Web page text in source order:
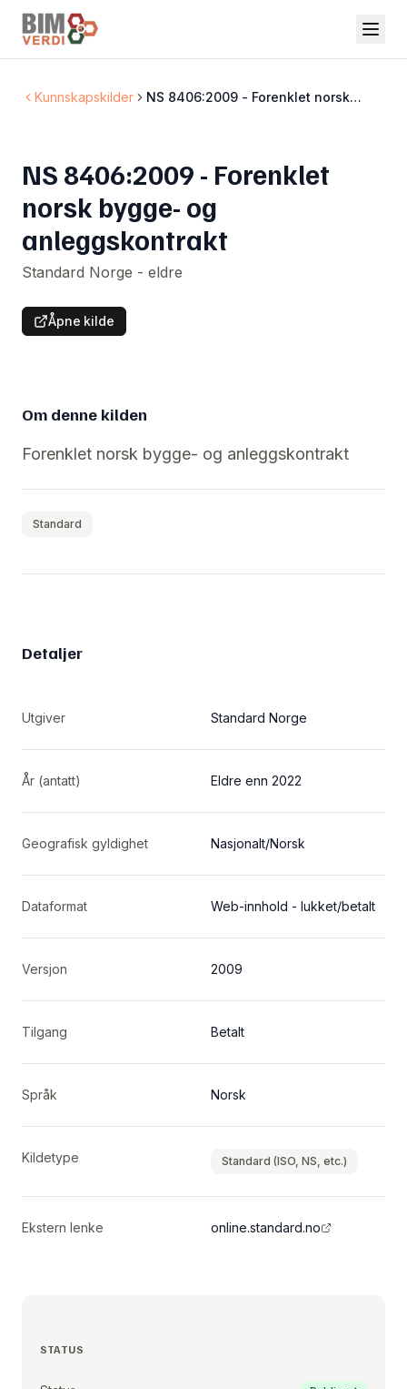
Kunnskapskilder
NS 8406:2009 - Forenklet norsk
NS 8406:2009 - Forenklet
norsk bygge- og
anleggskontrakt
Standard Norge - eldre
Åpne kilde
Om denne kilden
Forenklet norsk bygge- og anleggskontrakt
Standard
Detaljer
Utgiver Standard Norge
År (antatt) Eldre enn 2022
Geografisk gyldighet Nasjonalt/Norsk
Dataformat Web-innhold - lukket/betalt
Versjon 2009
Tilgang Betalt
Språk Norsk
Kildetype Standard (ISO, NS, etc.)
Ekstern lenke online.standard.no
STATUS